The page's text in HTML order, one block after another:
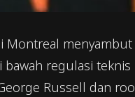
Montreal
bawah regulasi
Russell dan